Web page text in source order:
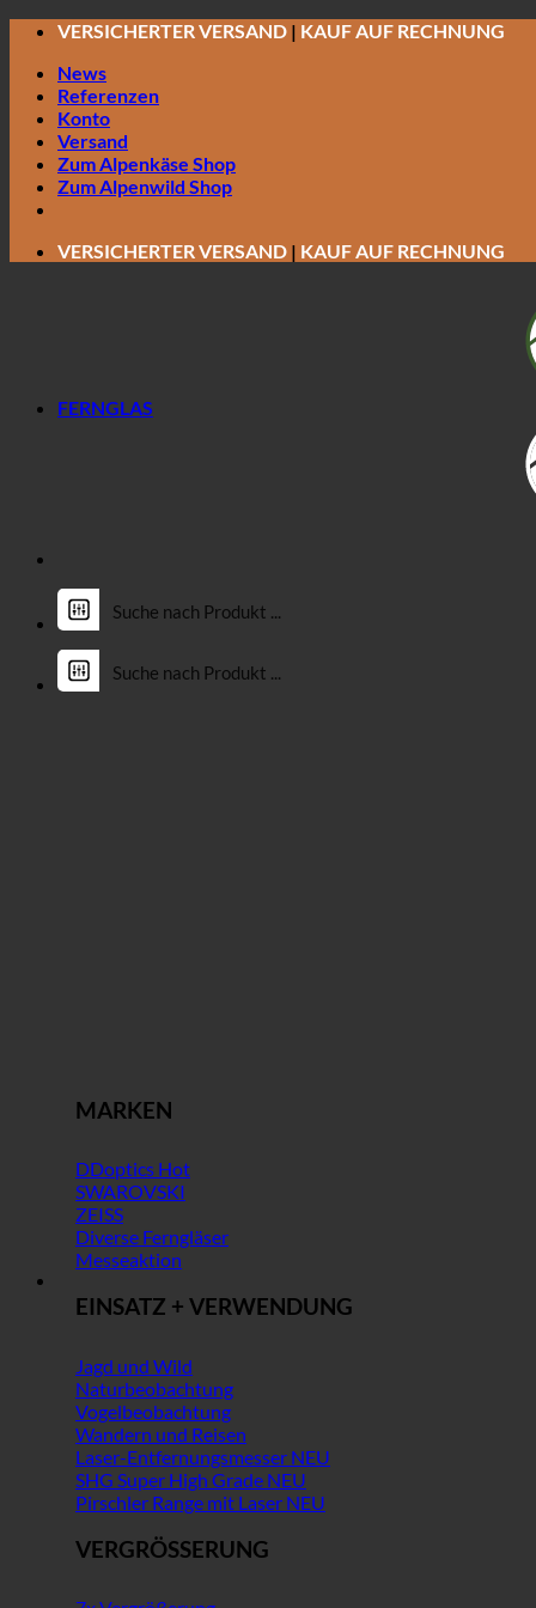
Zum
springen
VERSICHERTER VERSAND | KAUF AUF RECHNUNG
News
Referenzen
Konto
Versand
Zum Alpenkäse Shop
Zum Alpenwild Shop
VERSICHERTER VERSAND | KAUF AUF RECHNUNG
FERNGLAS
MARKEN
DDoptics
SWAROVSKI
ZEISS
Diverse Ferngläser
Messeaktion
EINSATZ + VERWENDUNG
Jagd und Wild
Naturbeobachtung
Vogelbeobachtung
Wandern und Reisen
Laser-Entfernungsmesser
SHG Super High Grade
Pirschler Range mit Laser
VERGRÖSSERUNG